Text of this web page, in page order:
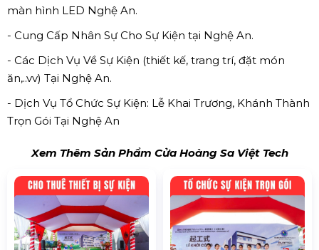
màn hình LED Nghệ An.
- Cung Cấp Nhân Sự Cho Sự Kiện tại Nghệ An.
- Các Dịch Vụ Về Sự Kiện (thiết kế, trang trí, đặt món
ăn,..vv) Tại Nghệ An.
- Dịch Vụ Tổ Chức Sự Kiện: Lễ Khai Trương, Khánh Thành
Trọn Gói Tại Nghệ An
Xem Thêm Sản Phẩm Cửa Hoàng Sa Việt Tech